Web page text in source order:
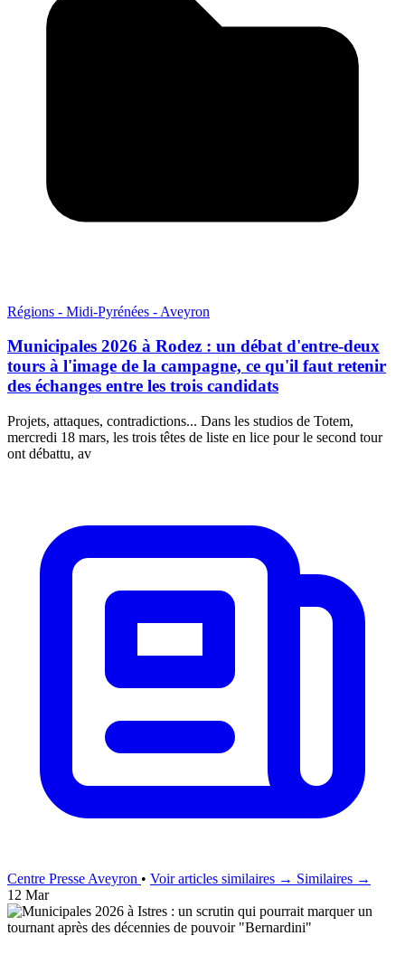
Régions - Midi-Pyrénées - Aveyron
Municipales 2026 à Rodez : un débat d'entre-deux
tours à l'image de la campagne, ce qu'il faut retenir
des échanges entre les trois candidats
Projets, attaques, contradictions... Dans les studios de Totem,
mercredi 18 mars, les trois têtes de liste en lice pour le second tour
ont débattu, av
Centre Presse Aveyron • Voir articles similaires → Similaires →
12 Mar